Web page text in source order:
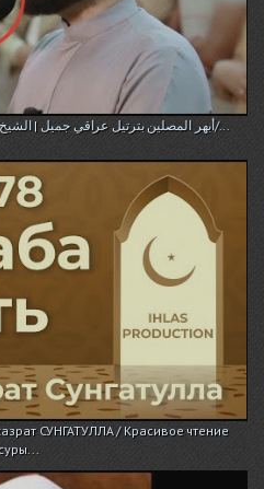
أبهر المصلين بترتيل عراقي جميل | الشيخ رعد الكردي فجرية 27 رمضان 1441/...
СУНГАТУЛЛА / Красивое чтение
суры...